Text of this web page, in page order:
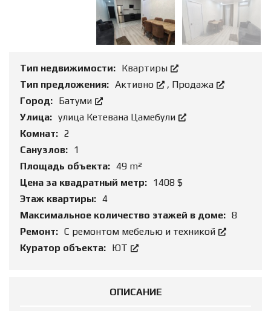
Тип недвижимости: Квартиры
Тип предложения: Активно , Продажа
Город: Батуми
Улица: улица Кетевана Цамебули
Комнат: 2
Санузлов: 1
Площадь объекта: 49 m²
Цена за квадратный метр: 1408 $
Этаж квартиры: 4
Максимальное количество этажей в доме: 8
Ремонт: С ремонтом мебелью и техникой
Куратор объекта: ЮТ
ОПИСАНИЕ